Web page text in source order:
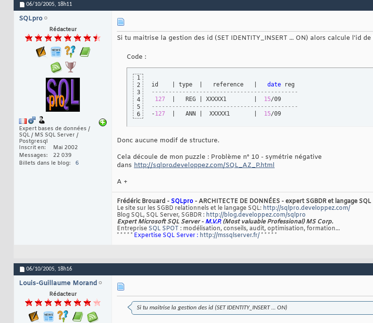
06/10/2005, 18h11
SQLpro
Rédacteur
Expert bases de données /
SQL / MS SQL Server /
Postgresql
Inscrit en
Mai 2002
Messages
22 039
Billets dans le blog
6
Si tu maitrise la gestion des id (SET IDENTITY_INSERT ... ON) alors calcule l'id
Code :
1
2
3
4
5
6
id    | type  |   reference   | date
-------------------------------------------
127
  |   REG | XXXXX1        |
15
-------------------------------------------
-127
  |   ANN |  XXXXX1       |
15/09
Donc aucune modif de structure.
Cela découle de mon puzzle : Problème n° 10 - symétrie négative
dans http://sqlpro.developpez.com/SQL_AZ_P.html
A +
Frédéric Brouard - SQLpro- ARCHITECTE DE DONNÉES - expert SGBDR et langage SQL
Le site sur les SGBD relationnels et le langage SQL: http://sqlpro.developpez.com/
Blog SQL, SQL Server, SGBDR : http://blog.developpez.com/sqlpro
Expert Microsoft SQL Server -M.V.P.(Most valuable Professional) MS Corp.
Entreprise SQL SPOT : modélisation, conseils, audit, optimisation, formation...
* * * * * Expertise SQL Server : http://mssqlserver.fr/* * * * *
06/10/2005, 18h16
Louis-Guillaume Morand
Rédacteur
Si tu maitrise la gestion des id (SET IDENTITY_INSERT ... ON)